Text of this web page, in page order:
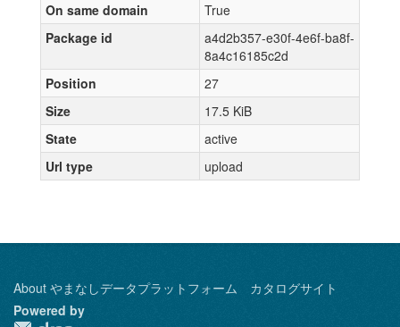
On same domain
True
Package id
a4d2b357-e30f-4e6f-ba8f-
8a4c16185c2d
Position
27
Size
17.5 KiB
State
active
Url type
upload
About やまなしデータプラットフォーム カタログサイト
Powered by